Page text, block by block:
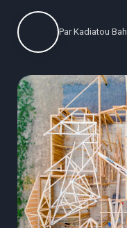
Par Kadiatou Bah